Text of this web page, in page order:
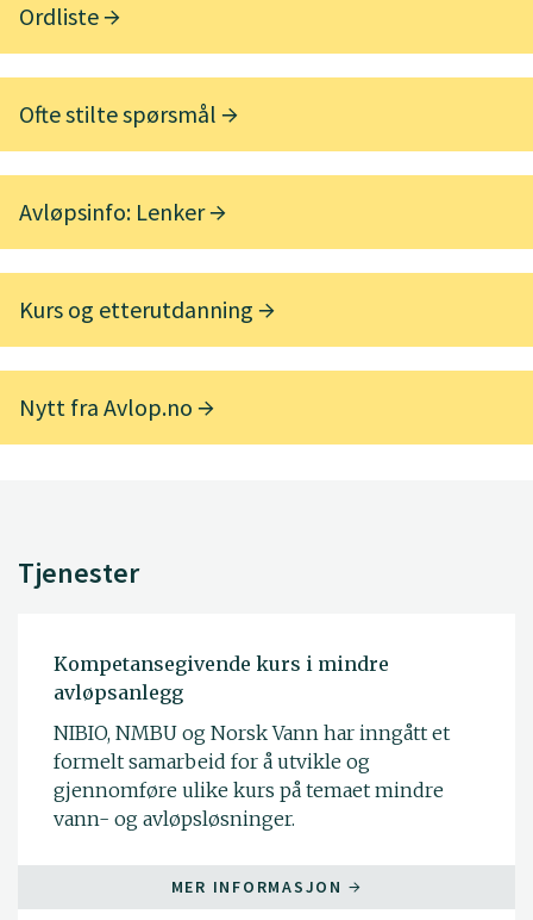
Ordliste
Ofte stilte spørsmål
Avløpsinfo: Lenker
Kurs og etterutdanning
Nytt fra Avlop.no
Tjenester
Kompetansegivende kurs i mindre
avløpsanlegg
NIBIO, NMBU og Norsk Vann har inngått et
formelt samarbeid for å utvikle og
gjennomføre ulike kurs på temaet mindre
vann- og avløpsløsninger.
MER INFORMASJON